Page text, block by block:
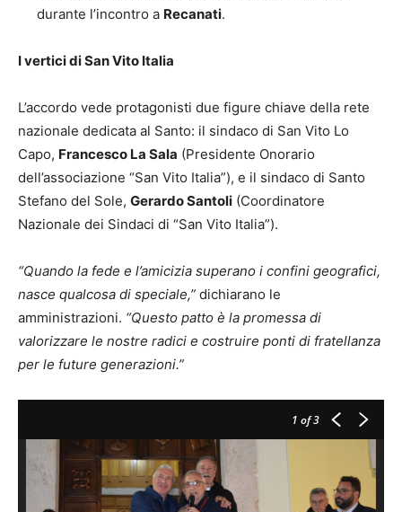
durante l’incontro a Recanati.
I vertici di San Vito Italia
L’accordo vede protagonisti due figure chiave della rete
nazionale dedicata al Santo: il sindaco di San Vito Lo
Capo, Francesco La Sala (Presidente Onorario
dell’associazione “San Vito Italia”), e il sindaco di Santo
Stefano del Sole, Gerardo Santoli (Coordinatore
Nazionale dei Sindaci di “San Vito Italia”).
“Quando la fede e l’amicizia superano i confini geografici,
nasce qualcosa di speciale,” dichiarano le
amministrazioni. “Questo patto è la promessa di
valorizzare le nostre radici e costruire ponti di fratellanza
per le future generazioni.”
1 of 3